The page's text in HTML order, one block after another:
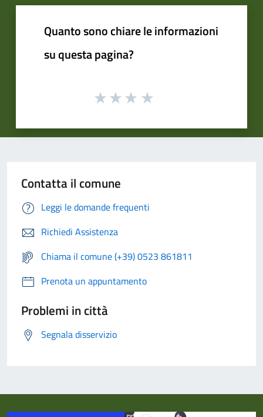
Quanto sono chiare le informazioni
su questa pagina?
Contatta il comune
Leggi le domande frequenti
Richiedi Assistenza
Chiama il comune (+39) 0523 861811
Prenota un appuntamento
Problemi in città
Segnala disservizio